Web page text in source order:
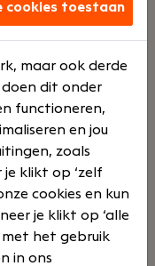
cookies toestaan
maar ook derde
doen dit onder
functioneren,
en jou
zoals
klikt op ‘zelf
cookies en kun
je klikt op ‘alle
met het gebruik
in ons